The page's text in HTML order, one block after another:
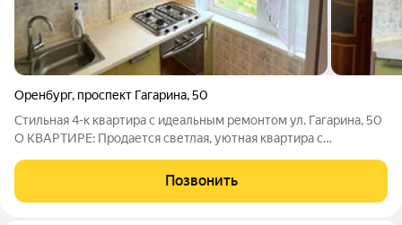
Оренбург, проспект Гагарина,50
Стильная 4-к квартира с идеальным ремонтом ул. Гагарина, 50
О КВАРТИРЕ: Продается светлая, уютная квартира с
2025 г.). Здесь не нужно ничего переделывать заезжай и
живи! Площадь: 61.4 м (без
Позвонить